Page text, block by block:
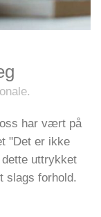
har vært på
"Det er ikke
uttrykket
slags forhold.